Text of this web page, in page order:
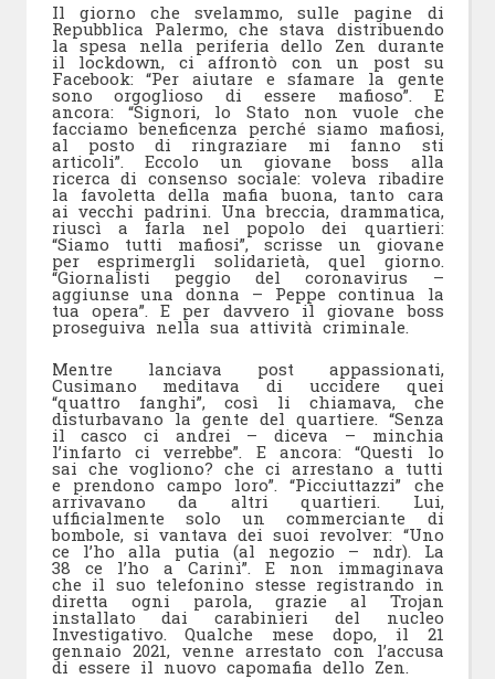
Il giorno che svelammo, sulle pagine di
Repubblica Palermo, che stava distribuendo
la spesa nella periferia dello Zen durante
il lockdown, ci affrontò con un post su
Facebook: “Per aiutare e sfamare la gente
sono orgoglioso di essere mafioso”. E
ancora: “Signori, lo Stato non vuole che
facciamo beneficenza perché siamo mafiosi,
al posto di ringraziare mi fanno sti
articoli”. Eccolo un giovane boss alla
ricerca di consenso sociale: voleva ribadire
la favoletta della mafia buona, tanto cara
ai vecchi padrini. Una breccia, drammatica,
riuscì a farla nel popolo dei quartieri:
“Siamo tutti mafiosi”, scrisse un giovane
per esprimergli solidarietà, quel giorno.
“Giornalisti peggio del coronavirus –
aggiunse una donna – Peppe continua la
tua opera”. E per davvero il giovane boss
proseguiva nella sua attività criminale.
Mentre lanciava post appassionati,
Cusimano meditava di uccidere quei
“quattro fanghi”, così li chiamava, che
disturbavano la gente del quartiere. “Senza
il casco ci andrei – diceva – minchia
l’infarto ci verrebbe”. E ancora: “Questi lo
sai che vogliono? che ci arrestano a tutti
e prendono campo loro”. “Picciuttazzi” che
arrivavano da altri quartieri. Lui,
ufficialmente solo un commerciante di
bombole, si vantava dei suoi revolver: “Uno
ce l’ho alla putia (al negozio – ndr). La
38 ce l’ho a Carini”. E non immaginava
che il suo telefonino stesse registrando in
diretta ogni parola, grazie al Trojan
installato dai carabinieri del nucleo
Investigativo. Qualche mese dopo, il 21
gennaio 2021, venne arrestato con l’accusa
di essere il nuovo capomafia dello Zen.